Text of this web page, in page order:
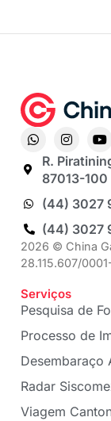
R.
87013-100
(44) 3027
(44) 3027
2026 © China
28.115.607/
Serviços
Pesquisa de
Processo de
Desembaraço
Radar
Viagem